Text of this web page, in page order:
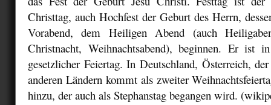
Christtag, auch Hochfest der Geburt des Herrn,
Vorabend, dem Heiligen Abend (auch
Christnacht, Weihnachtsabend), beginnen. Er ist
gesetzlicher Feiertag. In Deutschland, Österreich,
anderen Ländern kommt als zweiter
hinzu, der auch als Stephanstag begangen wird.